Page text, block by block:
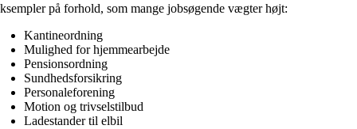
på forhold, som mange jobsøgende vægter højt:
Kantineordning
Mulighed for hjemmearbejde
Pensionsordning
Sundhedsforsikring
Personaleforening
Motion og trivselstilbud
Ladestander til elbil